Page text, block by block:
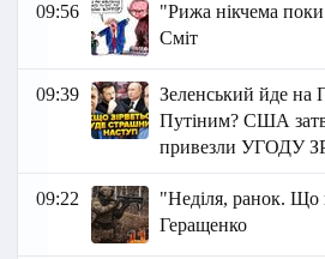
09:56
"Рижа нікчема
Сміт
09:39
Зеленський йде
Путіним? США
привезли УГОДУ
09:22
"Неділя, ранок. Що
Геращенко